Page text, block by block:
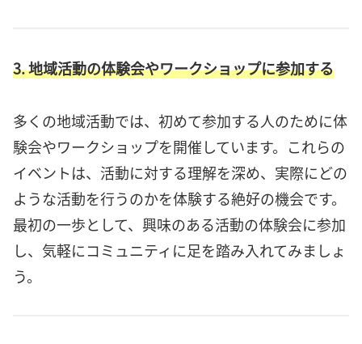
3. 地域活動の体験会やワークショップに参加する
多くの地域活動では、初めて参加する人のために体
験会やワークショップを開催しています。これらの
イベントは、活動に対する理解を深め、実際にどの
ような活動を行うのかを体験する絶好の機会です。
最初の一歩として、興味のある活動の体験会に参加
し、気軽にコミュニティに足を踏み入れてみましょ
う。